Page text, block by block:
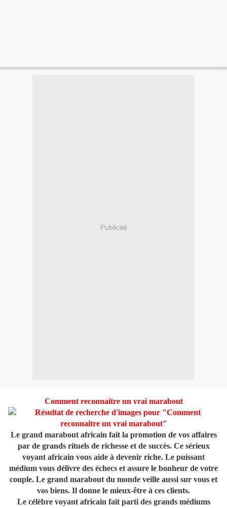
Publicité
Comment reconnaitre un vrai marabout
Le grand marabout africain fait la promotion de vos affaires
par de grands rituels de richesse et de succès. Ce sérieux
voyant africain vous aide à devenir riche. Le puissant
médium vous délivre des échecs et assure le bonheur de votre
couple. Le grand marabout du monde veille aussi sur vous et
vos biens. Il donne le mieux-être à ces clients.
Le célèbre voyant africain fait parti des grands médiums